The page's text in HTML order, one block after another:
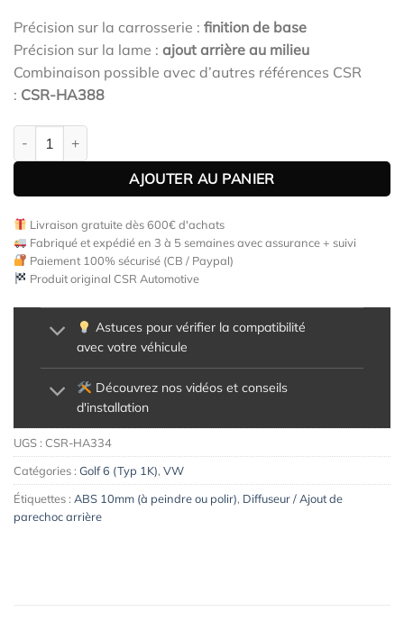
Précision sur la carrosserie : finition de base
Précision sur la lame : ajout arrière au milieu
Combinaison possible avec d’autres références CSR
: CSR-HA388
quantité de Diffuseur / Ajout de parechoc arrière pour VW Golf
AJOUTER AU PANIER
Livraison gratuite dès 600€ d'achats
Fabriqué et expédié en 3 à 5 semaines avec assurance + suivi
Paiement 100% sécurisé (CB / Paypal)
Produit original CSR Automotive
Astuces pour vérifier la compatibilité
avec votre véhicule
Découvrez nos vidéos et conseils
d'installation
UGS : CSR-HA334
Catégories : Golf 6 (Typ 1K), VW
Étiquettes : ABS 10mm (à peindre ou polir), Diffuseur / Ajout de
parechoc arrière